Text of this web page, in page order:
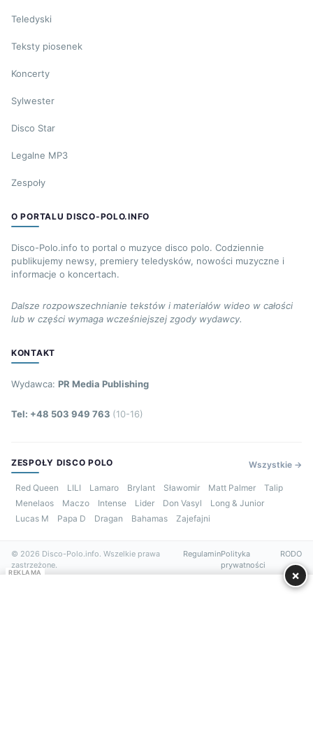
Teledyski
Teksty piosenek
Koncerty
Sylwester
Disco Star
Legalne MP3
Zespoły
O PORTALU DISCO-POLO.INFO
Disco-Polo.info to portal o muzyce disco polo. Codziennie
publikujemy newsy, premiery teledysków, nowości muzyczne i
informacje o koncertach.
Dalsze rozpowszechnianie tekstów i materiałów wideo w całości
lub w części wymaga wcześniejszej zgody wydawcy.
KONTAKT
Wydawca: PR Media Publishing
Tel: +48 503 949 763 (10-16)
ZESPOŁY DISCO POLO Wszystkie →
Red Queen LILI Lamaro Brylant Sławomir Matt Palmer
Talip
Menelaos
Maczo Intense Lider Don Vasyl
Long & Junior
Lucas M
Papa D Dragan Bahamas Zajefajni
© 2026 Disco-Polo.info. Wszelkie prawa
zastrzeżone.
RegulaminPolityka
prywatności
RODO
REKLAMA ×